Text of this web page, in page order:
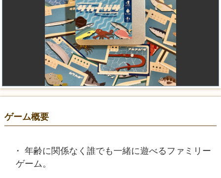
ゲーム概要
年齢に関係なく誰でも一緒に遊べるファミリー
ゲーム。